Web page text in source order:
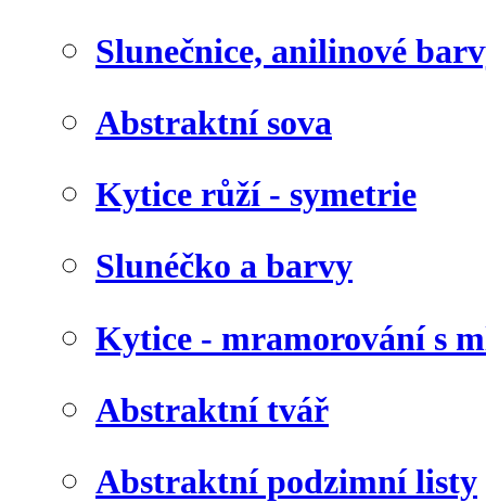
Slunečnice, anilinové
Abstraktní sova
Kytice růží - symetrie
Slunéčko a barvy
Kytice - mramorování s
Abstraktní tvář
Abstraktní podzimní listy